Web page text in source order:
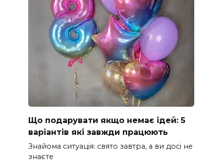
Що подарувати якщо немає ідей: 5
варіантів які завжди працюють
Знайома ситуація: свято завтра, а ви досі не
знаєте